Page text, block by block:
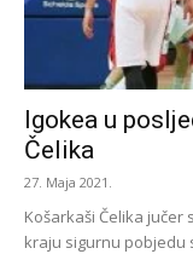
Igokea u
Čelika
27. Maja 2021.
Košarkaši Čelika jučer
kraju sigurnu pobjedu